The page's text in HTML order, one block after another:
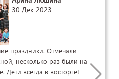
праздники. Отмечали
несколько раз были на
Дети всегда в восторге!
30 Дек 2023